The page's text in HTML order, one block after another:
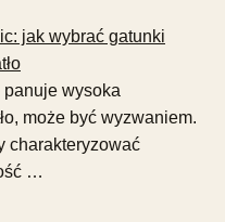
jak wybrać gatunki
panuje wysoka
może być wyzwaniem.
charakteryzować
…